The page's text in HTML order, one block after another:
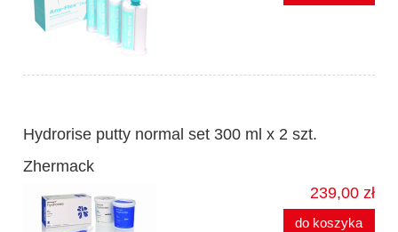
Hydrorise putty normal set 300 ml x 2 szt.
Zhermack
239,00 zł
do koszyka